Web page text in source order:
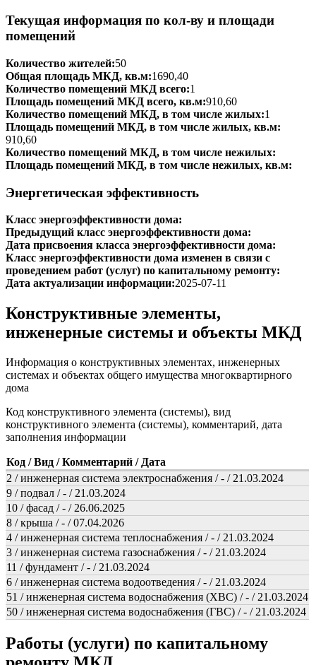
Текущая информация по кол-ву и площади
помещений
Количество жителей:50
Общая площадь МКД, кв.м:1690,40
Количество помещений МКД всего:1
Площадь помещений МКД всего, кв.м:910,60
Количество помещений МКД, в том числе жилых:1
Площадь помещений МКД, в том числе жилых, кв.м:
910,60
Количество помещений МКД, в том числе нежилых:
Площадь помещений МКД, в том числе нежилых, кв.м:
Энергетическая эффективность
Класс энергоэффективности дома:
Предыдущий класс энергоэффективности дома:
Дата присвоения класса энергоэффективности дома:
Класс энергоэффективности дома изменен в связи с
проведением работ (услуг) по капитальному ремонту:
Дата актуализации информации:2025-07-11
Конструктивные элементы,
инженерные системы и объекты МКД
Информация о конструктивных элементах, инженерных
системах и объектах общего имущества многоквартирного
дома
Код конструктивного элемента (системы), вид
конструктивного элемента (системы), комментарий, дата
заполнения информации
Код / Вид / Комментарий / Дата
2 / инженерная система электроснабжения / - / 21.03.2024
9 / подвал / - / 21.03.2024
10 / фасад / - / 26.06.2025
8 / крыша / - / 07.04.2026
4 / инженерная система теплоснабжения / - / 21.03.2024
3 / инженерная система газоснабжения / - / 21.03.2024
11 / фундамент / - / 21.03.2024
6 / инженерная система водоотведения / - / 21.03.2024
51 / инженерная система водоснабжения (ХВС) / - / 21.03.2024
50 / инженерная система водоснабжения (ГВС) / - / 21.03.2024
Работы (услуги) по капитальному